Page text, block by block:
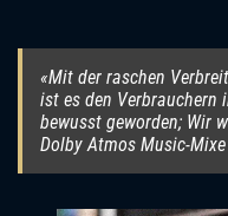
«Mit der raschen
ist es den Verbrauchern
bewusst geworden; Wir
Dolby Atmos Music-